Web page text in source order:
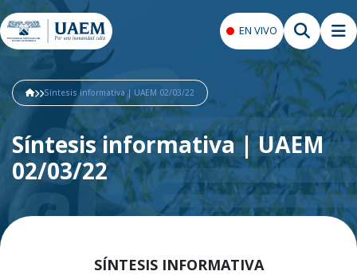
EN VIVO
Síntesis informativa | UAEM 02/03/22
Síntesis informativa | UAEM
02/03/22
SÍNTESIS INFORMATIVA